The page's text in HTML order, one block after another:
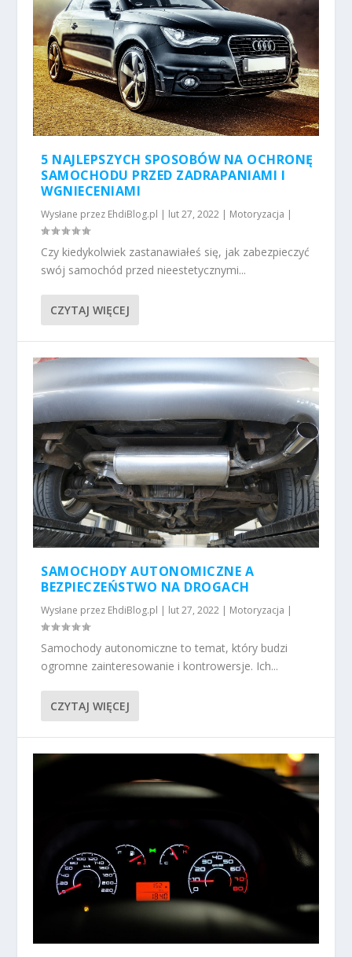
5 NAJLEPSZYCH SPOSOBÓW NA OCHRONĘ
SAMOCHODU PRZED ZADRAPANIAMI I
WGNIECENIAMI
Wysłane przez EhdiBlog.pl | lut 27, 2022 | Motoryzacja |
Czy kiedykolwiek zastanawiałeś się, jak zabezpieczyć
swój samochód przed nieestetycznymi...
CZYTAJ WIĘCEJ
SAMOCHODY AUTONOMICZNE A
BEZPIECZEŃSTWO NA DROGACH
Wysłane przez EhdiBlog.pl | lut 27, 2022 | Motoryzacja |
Samochody autonomiczne to temat, który budzi
ogromne zainteresowanie i kontrowersje. Ich...
CZYTAJ WIĘCEJ